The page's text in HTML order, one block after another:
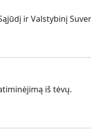
ir Valstybinį
iš tėvų.